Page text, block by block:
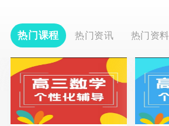
热门课程 热门资讯 热门资料